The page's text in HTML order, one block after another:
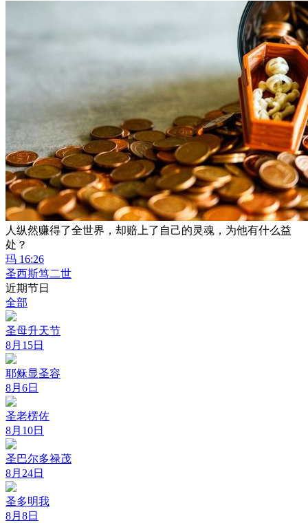
人纵然赚得了全世界，却赔上了自己的灵魂，为他有什么益
处？
玛 16:26
圣西斯笃二世
近期节日
全部
圣母升天节
8月15日
耶稣显圣容
8月6日
圣老楞佐
8月10日
圣巴尔多禄茂
8月24日
圣多明我
8月8日